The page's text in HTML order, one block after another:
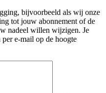
bijvoorbeeld als wij onze
tot jouw abonnement of de
nadeel willen wijzigen. Je
e-mail op de hoogte